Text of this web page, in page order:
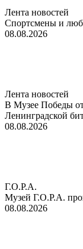
Лента новостей
Спортсмены и
08.08.2026
Лента новостей
В Музее Победы
Ленинградской
08.08.2026
Г.О.Р.А.
Музей Г.О.Р.А.
08.08.2026